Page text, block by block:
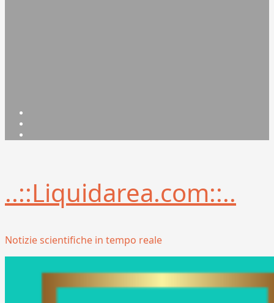
..::Liquidarea.com::..
Notizie scientifiche in tempo reale